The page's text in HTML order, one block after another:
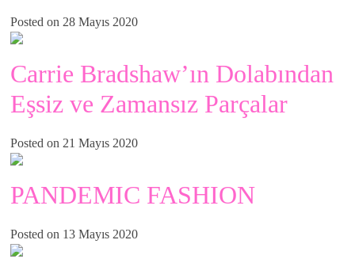
Posted on 28 Mayıs 2020
Carrie Bradshaw’ın Dolabından
Eşsiz ve Zamansız Parçalar
Posted on 21 Mayıs 2020
PANDEMIC FASHION
Posted on 13 Mayıs 2020